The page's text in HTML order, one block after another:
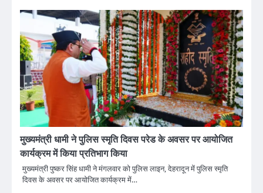
मुख्यमंत्री धामी ने पुलिस स्मृति दिवस परेड के अवसर पर आयोजित
कार्यक्रम में किया प्रतिभाग किया
मुख्यमंत्री पुष्कर सिंह धामी ने मंगलवार को पुलिस लाइन, देहरादून में पुलिस स्मृति
दिवस के अवसर पर आयोजित कार्यक्रम में…